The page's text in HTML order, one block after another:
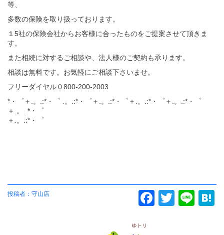
等、
多数の保険を取り扱っております。
１5社の保険会社からお客様に合ったものをご提案させて頂きま
す。
また相続に対するご相談や、法人様のご契約も承ります。
相談は無料です。お気軽にご相談下さいませ。
フリーダイヤル０800-200-2003
*・゜＋.。.:*・゜ .。.:*・゜＋.。.:*・゜＋.。.:*・゜＋.。.:*・゜
＋.。.:*・゜
＋.。.:*・゜
投稿者：守山店
FacebookTwitter Line